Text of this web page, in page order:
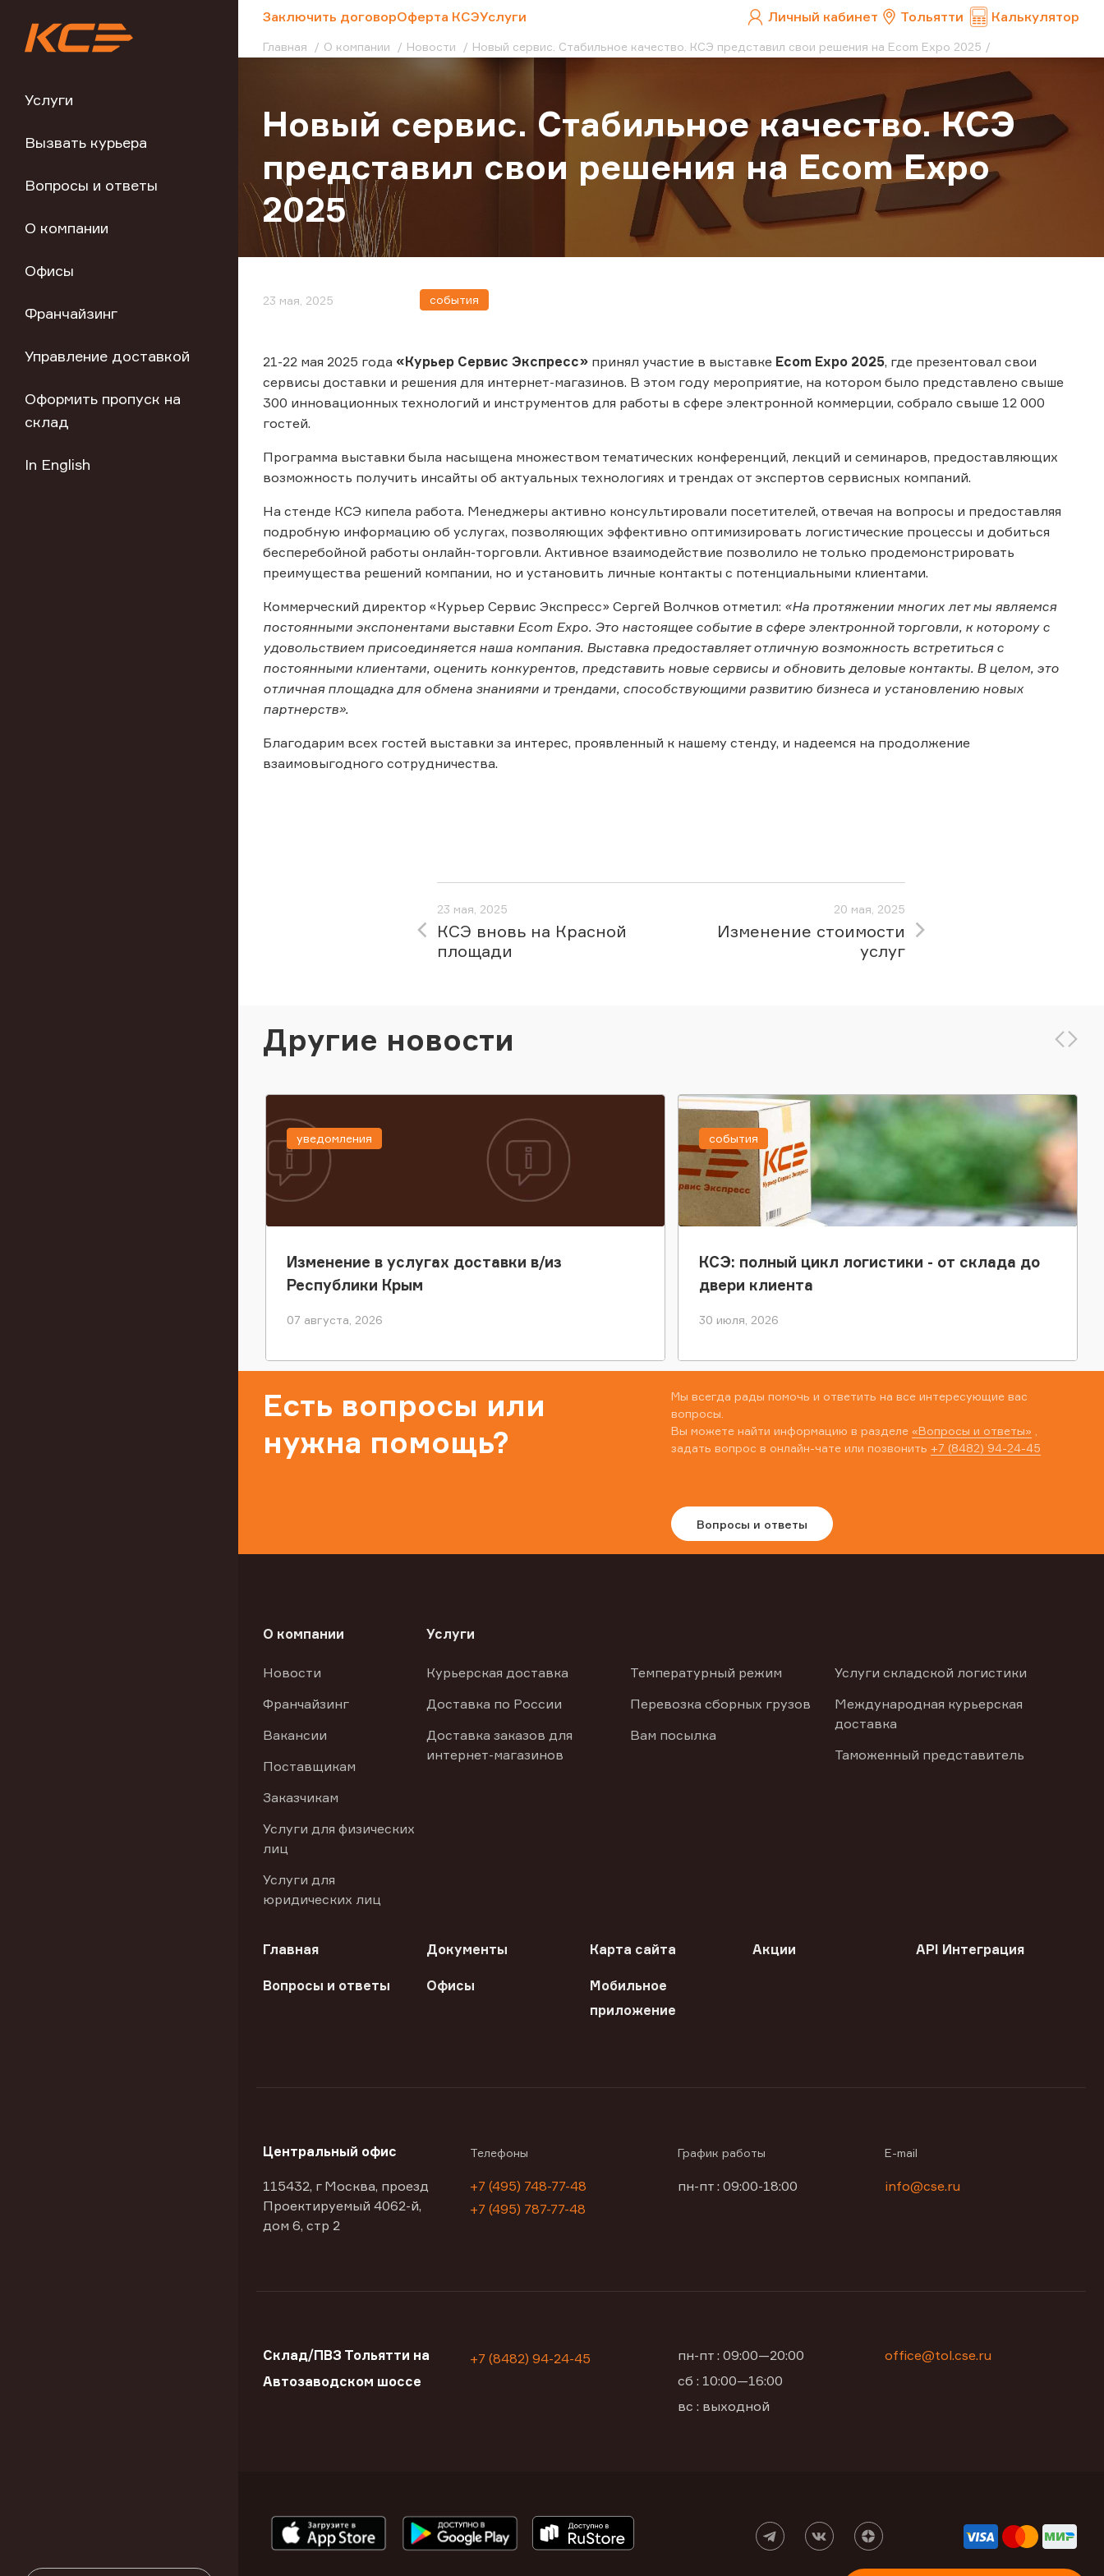
Услуги
Вызвать курьера
Вопросы и ответы
О компании
Офисы
Франчайзинг
Управление доставкой
Оформить пропуск на
склад
In English
Заключить договорОферта КСЭУслуги Личный кабинет Тольятти Калькулятор
Главная О компании Новости Новый сервис. Стабильное качество. КСЭ представил свои решения на Ecom Expo 2025
Новый сервис. Стабильное качество. КСЭ
представил свои решения на Ecom Expo
2025
23 мая, 2025 события
21-22 мая 2025 года «Курьер Сервис Экспресс» принял участие в выставке Ecom Expo 2025, где презентовал свои
сервисы доставки и решения для интернет-магазинов. В этом году мероприятие, на котором было представлено свыше
300 инновационных технологий и инструментов для работы в сфере электронной коммерции, собрало свыше 12 000
гостей.
Программа выставки была насыщена множеством тематических конференций, лекций и семинаров, предоставляющих
возможность получить инсайты об актуальных технологиях и трендах от экспертов сервисных компаний.
На стенде КСЭ кипела работа. Менеджеры активно консультировали посетителей, отвечая на вопросы и предоставляя
подробную информацию об услугах, позволяющих эффективно оптимизировать логистические процессы и добиться
бесперебойной работы онлайн-торговли. Активное взаимодействие позволило не только продемонстрировать
преимущества решений компании, но и установить личные контакты с потенциальными клиентами.
Коммерческий директор «Курьер Сервис Экспресс» Сергей Волчков отметил: «На протяжении многих лет мы являемся
постоянными экспонентами выставки Ecom Expo. Это настоящее событие в сфере электронной торговли, к которому с
удовольствием присоединяется наша компания. Выставка предоставляет отличную возможность встретиться с
постоянными клиентами, оценить конкурентов, представить новые сервисы и обновить деловые контакты. В целом, это
отличная площадка для обмена знаниями и трендами, способствующими развитию бизнеса и установлению новых
партнерств».
Благодарим всех гостей выставки за интерес, проявленный к нашему стенду, и надеемся на продолжение
взаимовыгодного сотрудничества.
23 мая, 2025
КСЭ вновь на Красной
площади
20 мая, 2025
Изменение стоимости
услуг
Другие новости
Изменение в услугах доставки в/из
Республики Крым
07 августа, 2026
уведомления
КСЭ: полный цикл логистики - от склада до
двери клиента
30 июля, 2026
события
Есть вопросы или
нужна помощь?
Мы всегда рады помочь и ответить на все интересующие вас
вопросы.
Вы можете найти информацию в разделе «Вопросы и ответы»
задать вопрос в онлайн-чате или позвонить +7 (8482) 94-24-45
Вопросы и ответы
О компании
Новости
Франчайзинг
Вакансии
Поставщикам
Заказчикам
Услуги для физических
лиц
Услуги для
юридических лиц
Услуги
Курьерская доставка
Доставка по России
Доставка заказов для
интернет-магазинов
Температурный режим
Перевозка сборных грузов
Вам посылка
Услуги складской логистики
Международная курьерская
доставка
Таможенный представитель
Главная Документы Карта сайта Акции API Интеграция
Вопросы и ответы Офисы
Мобильное
приложение
Центральный офис
115432, г Москва, проезд
Проектируемый 4062-й,
дом 6, стр 2
Телефоны
+7 (495) 748-77-48
+7 (495) 787-77-48
График работы
пн-пт : 09:00-18:00
E-mail
info@cse.ru
Склад/ПВЗ Тольятти на
Автозаводском шоссе
+7 (8482) 94-24-45
пн-пт : 09:00—20:00
сб : 10:00—16:00
вс : выходной
office@tol.cse.ru